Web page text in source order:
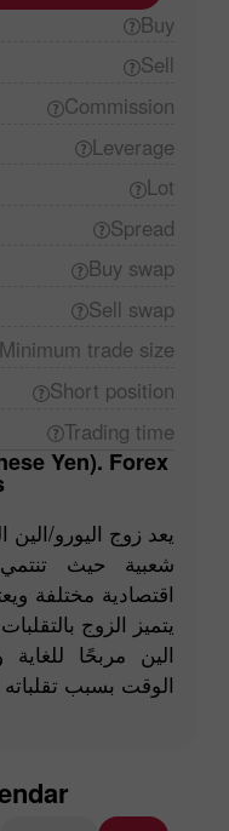
Buy
Sell
Commission
Leverage
Lot
Spread
Buy swap
Sell swap
Minimum trade size
Short position
Trading time
يعد زوج اليورو/
شعبية حيث
اقتصادية مختلفة
يتميز الزوج
الين مربحًا
الوقت بسبب تقلباته